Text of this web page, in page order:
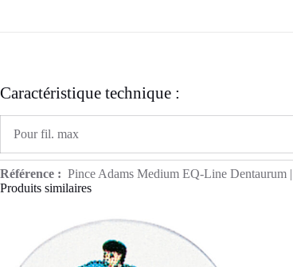
Caractéristique technique :
Pour fil. max
Référence : Pince Adams Medium EQ-Line Dentaurum |
Produits similaires